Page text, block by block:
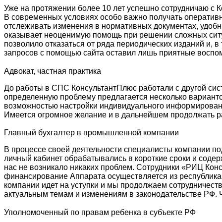
Уже на протяжении более 10 лет успешно сотрудничаю с
В современных условиях особо важно получать
отслеживать изменения в нормативных документах,
оказывает неоценимую помощь при решении сложных
позволило отказаться от ряда периодических изданий
запросов с помощью сайта оставил лишь приятные
Адвокат, частная практика
До работы в СПС КонсультантПлюс работали с другой
определенную проблему предлагается несколько
возможностью настройки индивидуального
Имеется огромное желание и в дальнейшем продолжать
Главный бухгалтер в промышленной компании
В процессе своей деятельности специалисты компании
личный кабинет обрабатывались в короткие сроки и
нас не возникало никаких проблем. Сотрудники «РИЦ
финансирование Аппарата осуществляется из
компании идет на уступки и мы продолжаем
актуальным темам и изменениям в законодательстве РФ.
Уполномоченный по правам ребенка в субъекте РФ